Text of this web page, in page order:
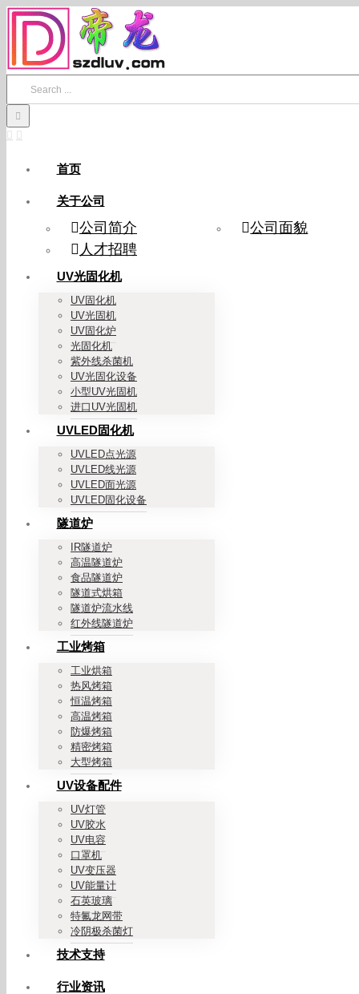
Skip
content
首页
关于公司
公司简介
公司面貌
人才招聘
UV光固化机
UV固化机
UV光固机
UV固化炉
光固化机
紫外线杀菌机
UV光固化设备
小型UV光固机
进口UV光固机
UVLED固化机
UVLED点光源
UVLED线光源
UVLED面光源
UVLED固化设备
隧道炉
IR隧道炉
高温隧道炉
食品隧道炉
隧道式烘箱
隧道炉流水线
红外线隧道炉
工业烤箱
工业烘箱
热风烤箱
恒温烤箱
高温烤箱
防爆烤箱
精密烤箱
大型烤箱
UV设备配件
UV灯管
UV胶水
UV电容
口罩机
UV变压器
UV能量计
石英玻璃
特氟龙网带
冷阴极杀菌灯
技术支持
行业资讯